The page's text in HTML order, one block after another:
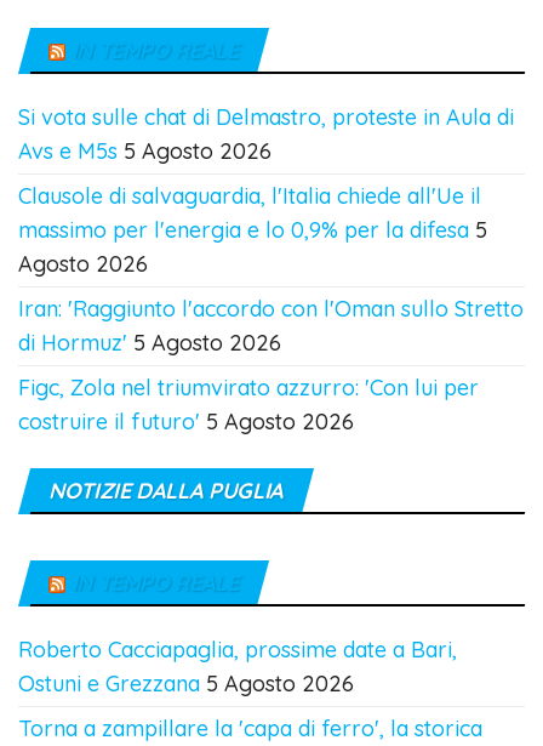
IN TEMPO REALE
Si vota sulle chat di Delmastro, proteste in Aula di
Avs e M5s 5 Agosto 2026
Clausole di salvaguardia, l'Italia chiede all'Ue il
massimo per l'energia e lo 0,9% per la difesa 5
Agosto 2026
Iran: 'Raggiunto l'accordo con l'Oman sullo Stretto
di Hormuz' 5 Agosto 2026
Figc, Zola nel triumvirato azzurro: 'Con lui per
costruire il futuro' 5 Agosto 2026
NOTIZIE DALLA PUGLIA
IN TEMPO REALE
Roberto Cacciapaglia, prossime date a Bari,
Ostuni e Grezzana 5 Agosto 2026
Torna a zampillare la 'capa di ferro', la storica